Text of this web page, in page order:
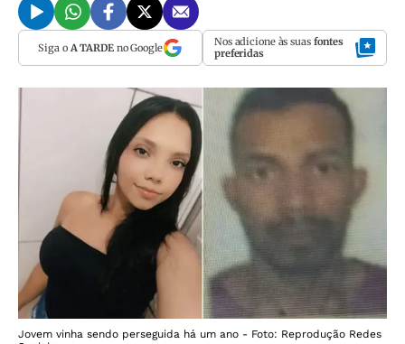
Siga o A TARDEno Google Nos adicione às suas fontes
preferidas
Jovem vinha sendo perseguida há um ano - Foto: Reprodução Redes